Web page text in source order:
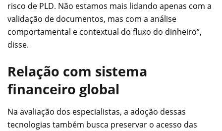
risco de PLD. Não estamos mais lidando apenas com a
validação de documentos, mas com a análise
comportamental e contextual do fluxo do dinheiro”,
disse.
Relação com sistema
financeiro global
Na avaliação dos especialistas, a adoção dessas
tecnologias também busca preservar o acesso das